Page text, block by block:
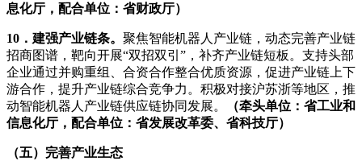
息化厅，配合单位：省财政厅）
10．建强产业链条。 聚焦智能机器人产业链，动态完善产业链
招商图谱，靶向开展“双招双引”，补齐产业链短板。支持头部
企业通过并购重组、合资合作整合优质资源，促进产业链上下
游合作，提升产业链综合竞争力。积极对接沪苏浙等地区，推
动智能机器人产业链供应链协同发展。
（牵头单位：省工业和
信息化厅，配合单位：省发展改革委、省科技厅）
（五）完善产业生态